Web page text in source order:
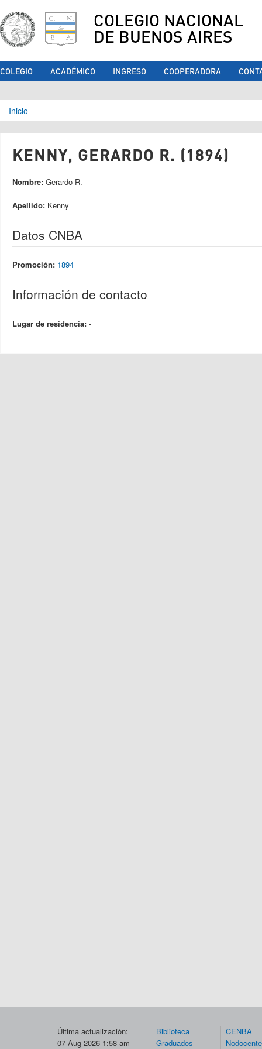
COLEGIO NACIONAL
DE BUENOS AIRES
COLEGIO ACADÉMICO INGRESO COOPERADORA
Se encuentra usted aquí
Inicio
KENNY, GERARDO R. (1894)
Nombre: Gerardo R.
Apellido: Kenny
Datos CNBA
Promoción: 1894
Información de contacto
Lugar de residencia: -
Última actualización:
07-Aug-2026 1:58 am
Biblioteca
Graduados
CENBA